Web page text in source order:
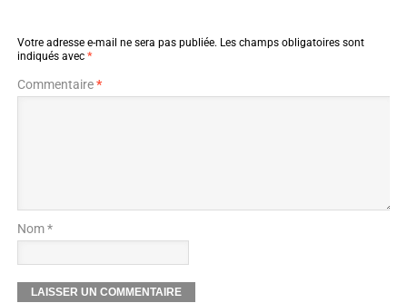
Votre adresse e-mail ne sera pas publiée. Les champs obligatoires sont
indiqués avec *
Commentaire*
Nom *